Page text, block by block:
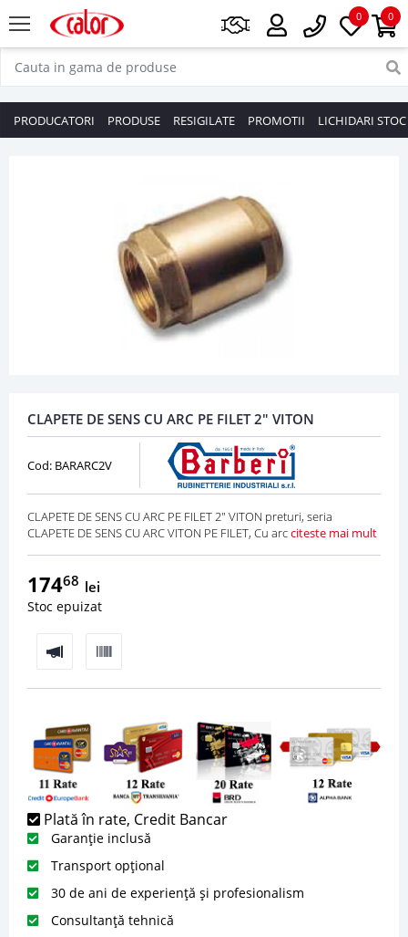
0
0
PRODUCATORI PRODUSE RESIGILATE PROMOTII LICHIDARI STOC
CLAPETE DE SENS CU ARC PE FILET 2" VITON
Cod: BARARC2V
CLAPETE DE SENS CU ARC PE FILET 2" VITON preturi, seria
CLAPETE DE SENS CU ARC VITON PE FILET, Cu arcciteste mai mult
17468 lei
Stoc epuizat
Plată în rate, Credit Bancar
Garanție inclusă
Transport opțional
30 de ani de experiență și profesionalism
Consultanță tehnică